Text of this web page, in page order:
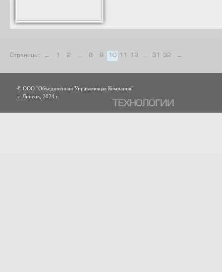
Страницы: ← 1 2 ... 8 9 10 11 12 ... 31 32 →
© ООО "Объединённая Управляющая Компания"
г. Липецк, 2024 г.
ТЕХНОЛОГИИ